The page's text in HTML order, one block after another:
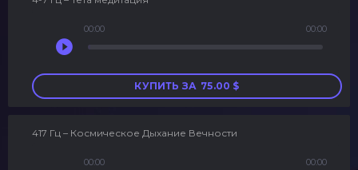
Аудиоплеер
00:00 00:00
КУПИТЬ ЗА 75.00 $
417 Гц – Космическое Дыхание Вечности
00:00 00:00